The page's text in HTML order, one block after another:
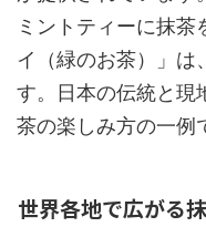
ミントティーに抹茶
イ（緑のお茶）」は
す。日本の伝統と現
茶の楽しみ方の一例
世界各地で広がる